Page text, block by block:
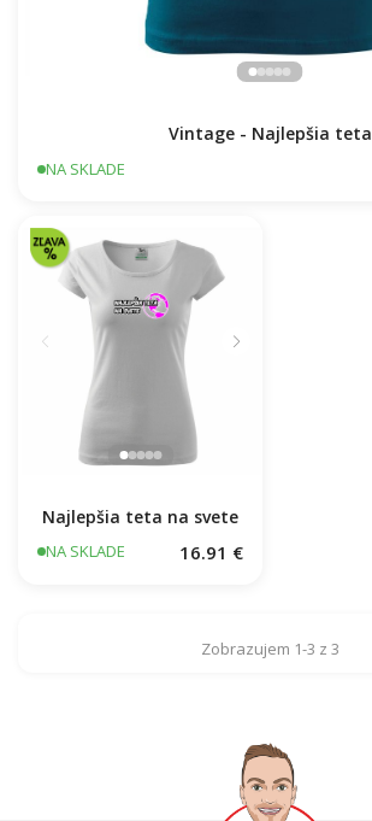
Vintage - Najlepšia teta
NA SKLADE
Najlepšia teta na svete
NA SKLADE 16.91 €
Zobrazujem 1-3 z 3